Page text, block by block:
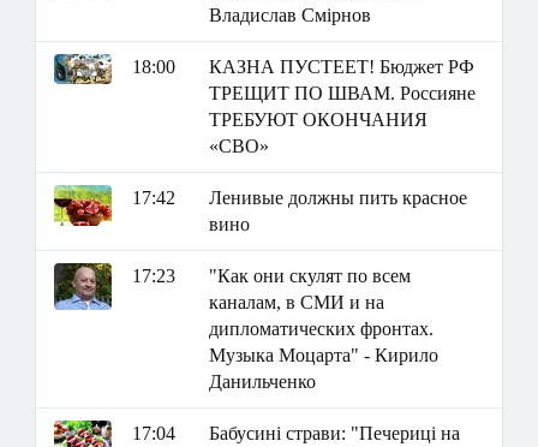
Владислав Смірнов
18:00
КАЗНА ПУСТЕЕТ! Бюджет РФ
ТРЕЩИТ ПО ШВАМ. Россияне
ТРЕБУЮТ ОКОНЧАНИЯ
«СВО»
17:42
Ленивые должны пить красное
вино
17:23
"Как они скулят по всем
каналам, в СМИ и на
дипломатических фронтах.
Музыка Моцарта" - Кирило
Данильченко
17:04
Бабусині страви: "Печериці на